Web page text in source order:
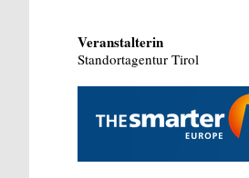
Veranstalterin
Standortagentur Tirol